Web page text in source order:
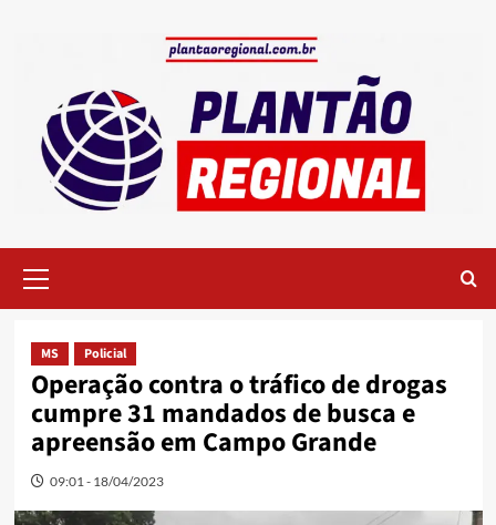
Menu
MS Policial
Operação contra o tráfico de drogas
cumpre 31 mandados de busca e
apreensão em Campo Grande
09:01 - 18/04/2023